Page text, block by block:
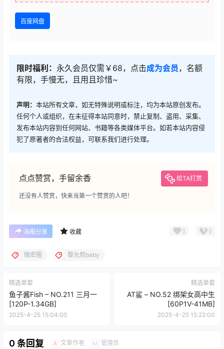
百度网盘
限时福利： 永久会员仅需￥68，点击成为会员 ，名额
有限，手慢无，且用且珍惜~
声明： 本站所有文章，如无特殊说明或标注，均为本站原创发布。
任何个人或组织，在未征得本站同意时，禁止复制、盗用、采集、
发布本站内容到任何网站、书籍等各类媒体平台。如若本站内容侵
犯了原著者的合法权益，可联系我们进行处理。
点点赞赏，手留余香 给TA打赏
还没有人赞赏，快来当第一个赞赏的人吧！
海报分享 收藏 0 0
微密圈 黎允熙baby
精选单套
鱼子酱Fish – NO.211 三月一
[120P-1.34GB]
2025-4-25 15:04:00
精选单套
AT鲨 – NO.52 绑架女高中生
[60P1V-41MB]
2025-4-25 15:22:00
0 条回复 A 文章作者 M 管理员